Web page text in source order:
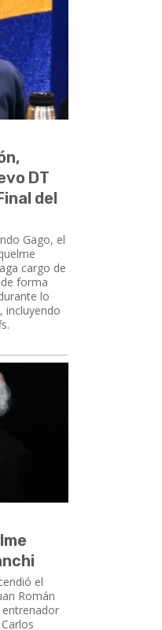
DT
del
Gago, el
cargo de
forma
lo
incluyendo
el
Román
entrenador